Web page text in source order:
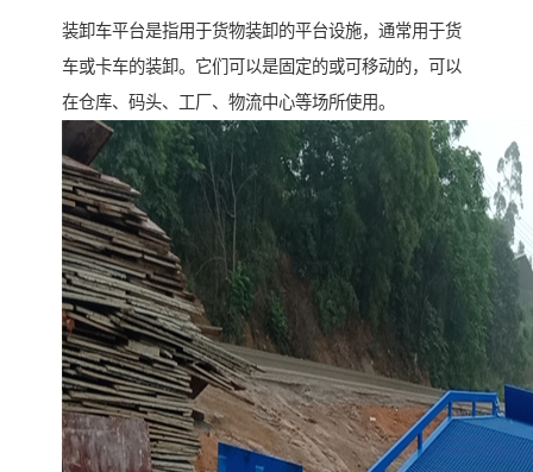
装卸车平台是指用于货物装卸的平台设施，通常用于货
车或卡车的装卸。它们可以是固定的或可移动的，可以
在仓库、码头、工厂、物流中心等场所使用。